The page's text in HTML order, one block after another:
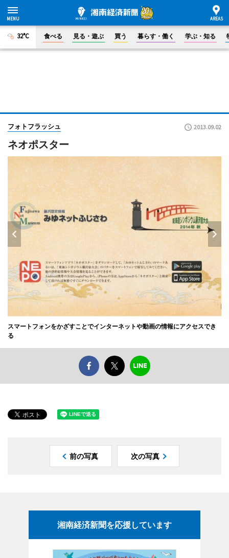
32°C 食べる 見る・遊ぶ 買う 暮らす・働く 学ぶ・知る
フォトフラッシュ 2013.09.02
ネオポスター
スマートフォンをかざすことでインターネットや動画の情報にアクセスでき
る
前の写真 次の写真
湘南経済新聞を応援しています